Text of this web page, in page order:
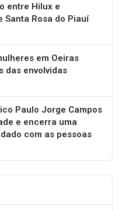
entre Hilux e
Rosa do Piauí
em Oeiras
das envolvidas
Paulo Jorge Campos
e encerra uma
com as pessoas